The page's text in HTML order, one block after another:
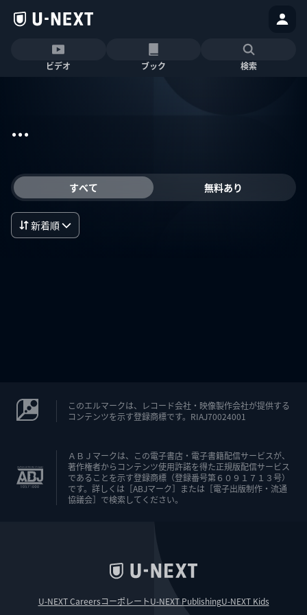
ビデオ ブック 検索
...
すべて 無料あり
新着順
このエルマークは、レコード会社・映像製作会社が提供する
コンテンツを示す登録商標です。RIAJ70024001
ＡＢＪマークは、この電子書店・電子書籍配信サービスが、
著作権者からコンテンツ使用許諾を得た正規版配信サービス
であることを示す登録商標（登録番号第６０９１７１３号）
です。詳しくは［ABJマーク］または［電子出版制作・流通
協議会］で検索してください。
U-NEXT CareersコーポレートU-NEXT PublishingU-NEXT Kids